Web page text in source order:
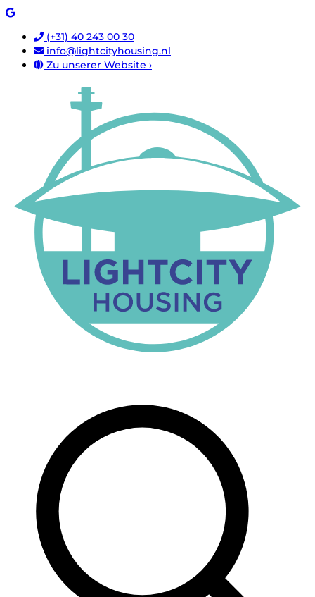
(+31) 40 243 00 30
info@lightcityhousing.nl
Zu unserer Website ›